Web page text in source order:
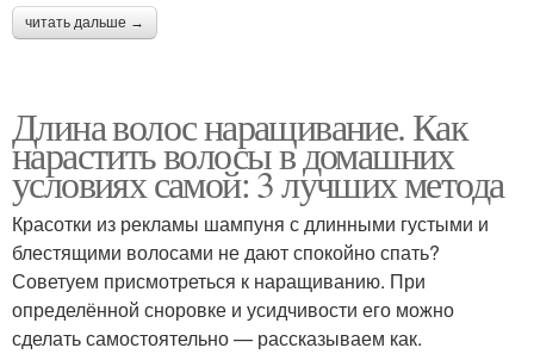
читать дальше →
Длина волос наращивание. Как
нарастить волосы в домашних
условиях самой: 3 лучших метода
Красотки из рекламы шампуня с длинными густыми и
блестящими волосами не дают спокойно спать?
Советуем присмотреться к наращиванию. При
определённой сноровке и усидчивости его можно
сделать самостоятельно — рассказываем как.